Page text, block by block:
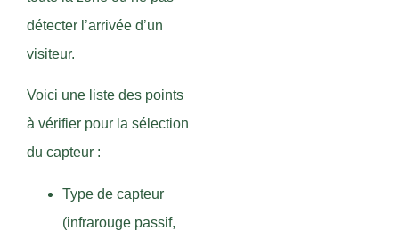
détecter l’arrivée d’un
visiteur.
Voici une liste des points
à vérifier pour la sélection
du capteur :
Type de capteur
(infrarouge passif,